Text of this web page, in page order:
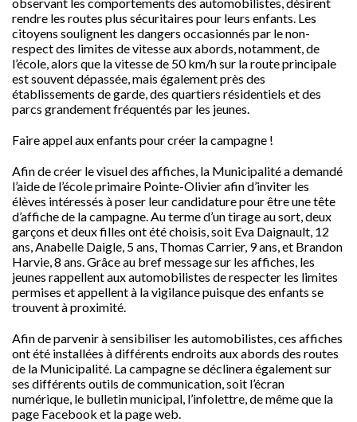
rendre les routes plus sécuritaires pour leurs enfants. Les
citoyens soulignent les dangers occasionnés par le non-
respect des limites de vitesse aux abords, notamment, de
l’école, alors que la vitesse de 50 km/h sur la route principale
est souvent dépassée, mais également près des
établissements de garde, des quartiers résidentiels et des
parcs grandement fréquentés par les jeunes.
Faire appel aux enfants pour créer la campagne !
Afin de créer le visuel des affiches, la Municipalité a demandé
l’aide de l’école primaire Pointe-Olivier afin d’inviter les
élèves intéressés à poser leur candidature pour être une tête
d’affiche de la campagne. Au terme d’un tirage au sort, deux
garçons et deux filles ont été choisis, soit Eva Daignault, 12
ans, Anabelle Daigle, 5 ans, Thomas Carrier, 9 ans, et Brandon
Harvie, 8 ans. Grâce au bref message sur les affiches, les
jeunes rappellent aux automobilistes de respecter les limites
permises et appellent à la vigilance puisque des enfants se
trouvent à proximité.
Afin de parvenir à sensibiliser les automobilistes, ces affiches
ont été installées à différents endroits aux abords des routes
de la Municipalité. La campagne se déclinera également sur
ses différents outils de communication, soit l’écran
numérique, le bulletin municipal, l’infolettre, de même que la
page Facebook et la page web.